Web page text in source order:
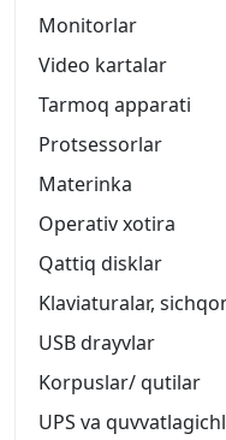
Monitorlar
Video kartalar
Tarmoq apparati
Protsessorlar
Materinka
Operativ xotira
Qattiq disklar
Klaviaturalar,
USB drayvlar
Korpuslar/ qutilar
UPS va